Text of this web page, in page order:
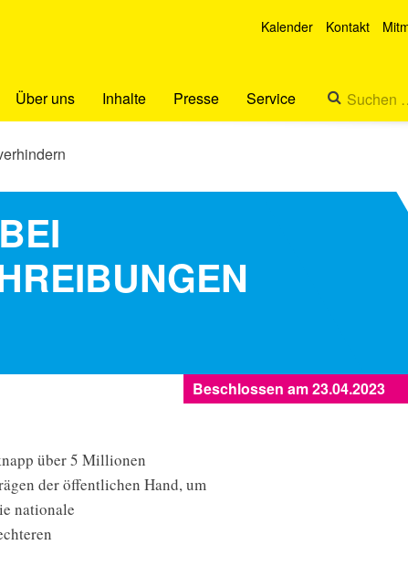
Kalender Kontakt
Über uns Inhalte Presse Service
Beschlossen am 23.04.2023
über5 Millionen
deröffentlichen Hand,um
nationale